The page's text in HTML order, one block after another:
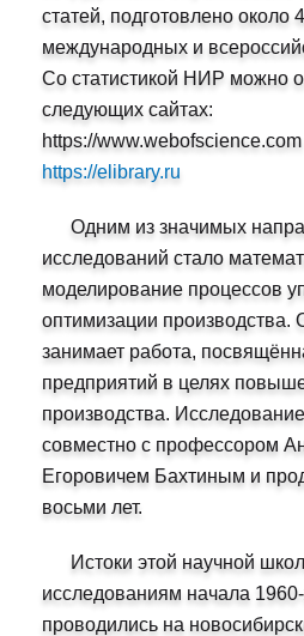
статей, подготовлено около
международных и
Со статистикой НИР можно
следующих сайтах:
https://www.webofscience.com
https://elibrary.ru
Одним из значимых
исследований стало
моделирование процессов
оптимизации производства.
занимает работа,
предприятий в целях
производства.
совместно с профессором
Егоровичем Бахтиным и
восьми лет.
Истоки этой научной
исследованиям начала
проводились на